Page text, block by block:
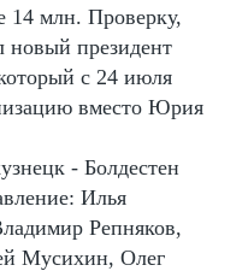
14 млн. Проверку,
новый президент
с 24 июля
вместо Юрия
- Болдестен
Илья
Репняков,
Мусихин, Олег